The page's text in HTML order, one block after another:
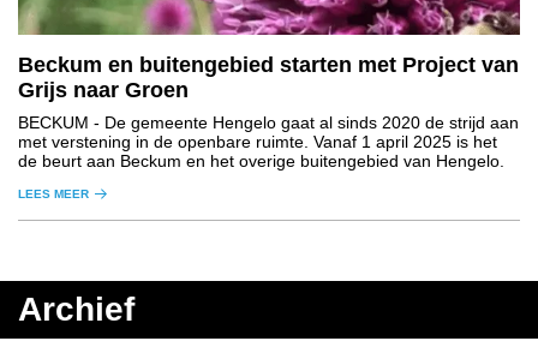
Beckum en buitengebied starten met Project van
Grijs naar Groen
BECKUM - De gemeente Hengelo gaat al sinds 2020 de strijd aan
met verstening in de openbare ruimte. Vanaf 1 april 2025 is het
de beurt aan Beckum en het overige buitengebied van Hengelo.
LEES MEER
Archief